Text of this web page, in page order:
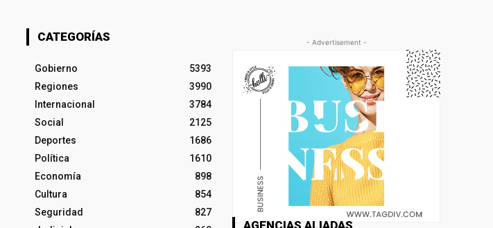
CATEGORÍAS
Gobierno
5393
Regiones
3990
Internacional
3784
Social
2125
Deportes
1686
Política
1610
Economía
898
Cultura
854
Seguridad
827
- Advertisement -